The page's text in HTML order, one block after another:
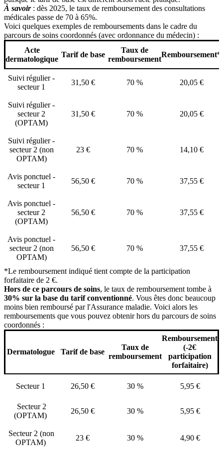
À savoir: dès 2025, le taux de remboursement des consultations
médicales passe de 70 à 65%.
Voici quelques exemples de remboursements dans le cadre du
parcours de soins coordonnés (avec ordonnance du médecin) :
Acte
dermatologique
Tarif de base
Taux de
remboursement
Remboursement*
Suivi régulier -
secteur 1
31,50 € 70 % 20,05 €
Suivi régulier -
secteur 2
(OPTAM)
31,50 € 70 % 20,05 €
Suivi régulier -
secteur 2 (non
OPTAM)
23 € 70 % 14,10 €
Avis ponctuel -
secteur 1
56,50 € 70 % 37,55 €
Avis ponctuel -
secteur 2
(OPTAM)
56,50 € 70 % 37,55 €
Avis ponctuel -
secteur 2 (non
OPTAM)
56,50 € 70 % 37,55 €
*Le remboursement indiqué tient compte de la participation
forfaitaire de 2 €.
Hors de ce parcours de soins, le taux de remboursement tombe à
30% sur la base du tarif conventionné. Vous êtes donc beaucoup
moins bien remboursé par l'Assurance maladie. Voici alors les
remboursements que vous pouvez obtenir hors du parcours de soins
coordonnés :
Dermatologue Tarif de base
Taux de
remboursement
Remboursement
(-2€
participation
forfaitaire)
Secteur 1 26,50 € 30 % 5,95 €
Secteur 2
(OPTAM)
26,50 € 30 % 5,95 €
Secteur 2 (non
OPTAM)
23 € 30 % 4,90 €